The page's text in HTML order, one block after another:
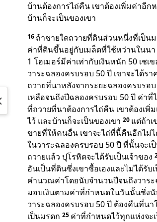
บ้านต้องการไถ่คืน เขาต้องเพิ่มค่าอี
บ้านก็จะเป็นของเขา
16 ถ้าชายใดถวายที่ดินส่วนหนึ่งที่เป็น
ค่าที่ดินขึ้นอยู่กับเมล็ดที่ใช้หว่านในนา
1 โฮเมอร์มีค่าเท่ากับเงินหนัก 50 เชเข
วาระฉลองครบรอบ 50 ปี เขาจะได้ร
ถวายที่นาหลังจากระยะฉลองครบร
เหลือจนถึงปีฉลองครบรอบ 50 ปี ค่าที่
ที่ถวายที่นาต้องการไถ่คืน เขาต้องเ
ไว้ และบ้านก็จะเป็นของเขา 20 แต่ถ้า
ขายที่ให้คนอื่น เขาจะไถ่ที่นี้คืนอีกไม่
ในวาระฉลองครบรอบ 50 ปี ที่นั้นจะเ
ถวายแล้ว ปุโรหิตจะได้รับเป็นเจ้าของ
อันเป็นที่ดินซึ่งเขาซื้อเองและไม่ได้รั
คำนวณค่าโดยนับจำนวนปีจนถึงวาร
มอบเงินตามค่าที่กำหนดในวันนั้นซึ่งนั
วาระฉลองครบรอบ 50 ปี ต้องคืนที่นา
เป็นมรดก 25 ค่าที่กำหนดไว้ทุกแห่งจะ